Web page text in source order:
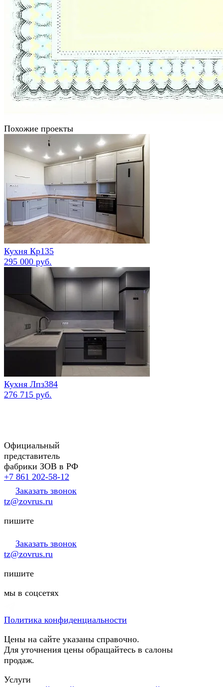
Похожие проекты
Кухня Кр135
295 000 руб.
Кухня Лпз384
276 715 руб.
Официальный
представитель
фабрики ЗОВ в РФ
+7 861 202-58-12
Заказать звонок
tz@zovrus.ru
пишите
Заказать звонок
tz@zovrus.ru
пишите
мы в соцсетях
Политика конфиденциальности
Цены на сайте указаны справочно.
Для уточнения цены обращайтесь в салоны
продаж.
Услуги